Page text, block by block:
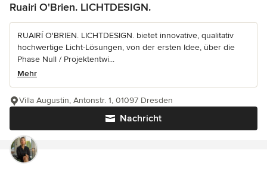
Ruairi O'Brien. LICHTDESIGN.
RUAIRÍ O'BRIEN. LICHTDESIGN. bietet innovative, qualitativ
hochwertige Licht-Lösungen, von der ersten Idee, über die
Phase Null / Projektentwi...
Mehr
Nachricht
Villa Augustin, Antonstr. 1, 01097 Dresden